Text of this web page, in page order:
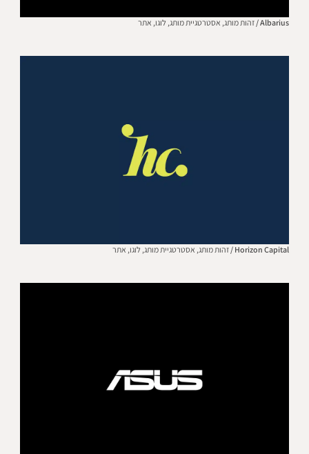
Albarius / זהות מותג, אסטרטגיית מותג, לוגו, אתר
Horizon Capital / זהות מותג, אסטרטגיית מותג, לוגו, אתר